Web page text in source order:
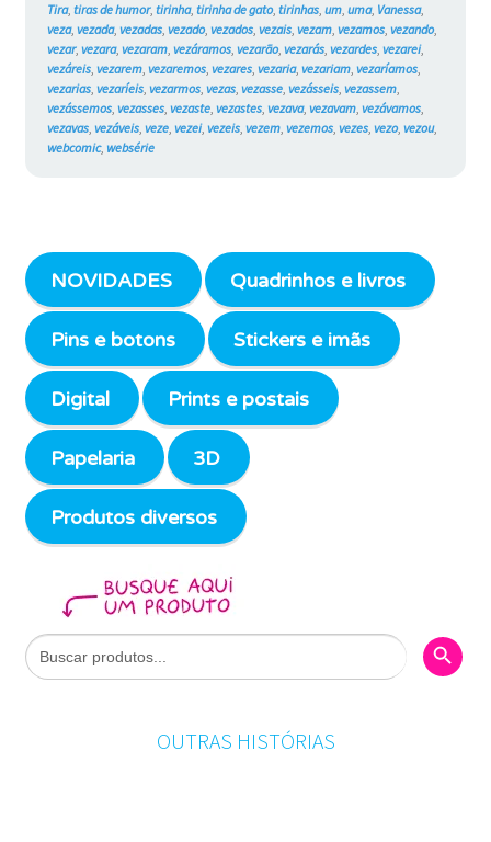
Tira, tiras de humor, tirinha, tirinha de gato, tirinhas, um, uma, Vanessa,
veza, vezada, vezadas, vezado, vezados, vezais, vezam, vezamos, vezando,
vezar, vezara, vezaram, vezáramos, vezarão, vezarás, vezardes, vezarei,
vezáreis, vezarem, vezaremos, vezares, vezaria, vezariam, vezaríamos,
vezarias, vezaríeis, vezarmos, vezas, vezasse, vezásseis, vezassem,
vezássemos, vezasses, vezaste, vezastes, vezava, vezavam, vezávamos,
vezavas, vezáveis, veze, vezei, vezeis, vezem, vezemos, vezes, vezo, vezou,
webcomic, websérie
NOVIDADES Quadrinhos e livros
Pins e botons Stickers e imãs
Digital Prints e postais
Papelaria 3D
Produtos diversos
Search
for:
Search
OUTRAS HISTÓRIAS